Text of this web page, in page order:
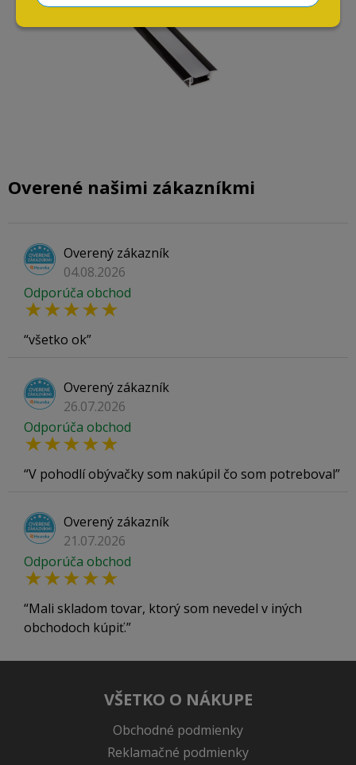
Overené našimi zákazníkmi
Overený zákazník
04.08.2026
Odporúča obchod
všetko ok
Overený zákazník
26.07.2026
Odporúča obchod
V pohodlí obývačky som nakúpil čo som potreboval
Overený zákazník
21.07.2026
Odporúča obchod
Mali skladom tovar, ktorý som nevedel v iných
obchodoch kúpiť.
VŠETKO O NÁKUPE
Obchodné podmienky
Reklamačné podmienky